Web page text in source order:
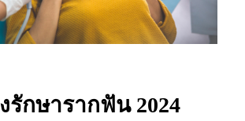
รักษารากฟัน 2024